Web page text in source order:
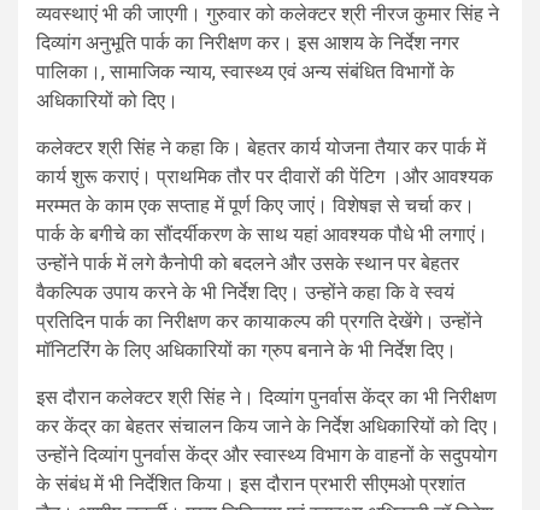
व्यवस्थाएं भी की जाएगी। गुरुवार को कलेक्टर श्री नीरज कुमार सिंह ने
दिव्यांग अनुभूति पार्क का निरीक्षण कर। इस आशय के निर्देश नगर
पालिका।, सामाजिक न्याय, स्वास्थ्य एवं अन्य संबंधित विभागों के
अधिकारियों को दिए।
कलेक्टर श्री सिंह ने कहा कि। बेहतर कार्य योजना तैयार कर पार्क में
कार्य शुरू कराएं। प्राथमिक तौर पर दीवारों की पेंटिग ।और आवश्यक
मरम्मत के काम एक सप्ताह में पूर्ण किए जाएं। विशेषज्ञ से चर्चा कर।
पार्क के बगीचे का सौंदर्यीकरण के साथ यहां आवश्यक पौधे भी लगाएं।
उन्होंने पार्क में लगे कैनोपी को बदलने और उसके स्थान पर बेहतर
वैकल्पिक उपाय करने के भी निर्देश दिए। उन्होंने कहा कि वे स्वयं
प्रतिदिन पार्क का निरीक्षण कर कायाकल्प की प्रगति देखेंगे। उन्होंने
मॉनिटरिंग के लिए अधिकारियों का ग्रुप बनाने के भी निर्देश दिए।
इस दौरान कलेक्टर श्री सिंह ने। दिव्यांग पुनर्वास केंद्र का भी निरीक्षण
कर केंद्र का बेहतर संचालन किय जाने के निर्देश अधिकारियों को दिए।
उन्होंने दिव्यांग पुनर्वास केंद्र और स्वास्थ्य विभाग के वाहनों के सदुपयोग
के संबंध में भी निर्देशित किया। इस दौरान प्रभारी सीएमओ प्रशांत